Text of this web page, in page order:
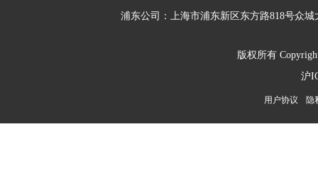
浦东公司：上海市浦东新区东方路818号众城
版权所有
沪
用户协议 隐